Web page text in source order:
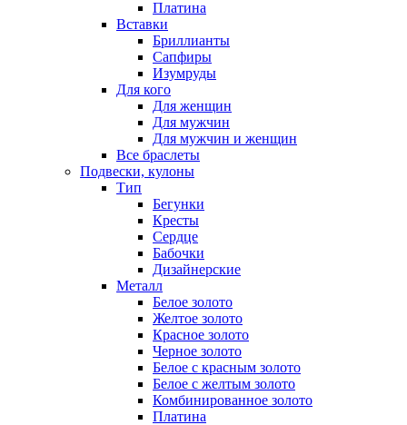
Платина
Вставки
Бриллианты
Сапфиры
Изумруды
Для кого
Для женщин
Для мужчин
Для мужчин и женщин
Все браслеты
Подвески, кулоны
Тип
Бегунки
Кресты
Сердце
Бабочки
Дизайнерские
Металл
Белое золото
Желтое золото
Красное золото
Черное золото
Белое с красным золото
Белое с желтым золото
Комбинированное золото
Платина